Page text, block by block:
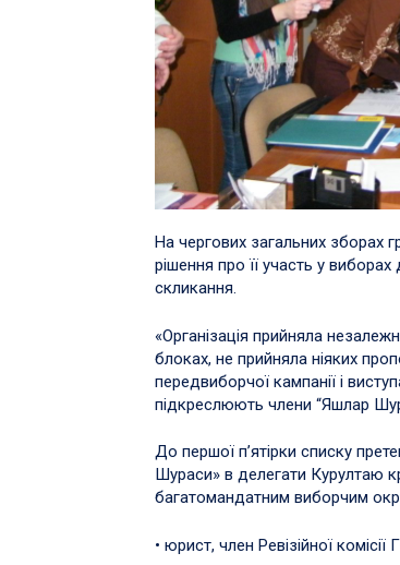
На чергових загальних зборах
рішення про її участь у
скликання.
«Організація прийняла
блоках, не прийняла ніяких
передвиборчої кампанії і
підкреслюють члени “Яшлар
До першої п’ятірки списку
Шураси» в делегати Курултаю
багатомандатним виборчим
• юрист, член Ревізійної